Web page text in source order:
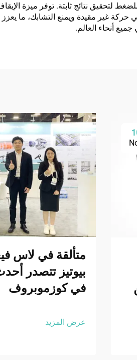
لتحقيق نتائج ثابتة. توفر ميزة
حركة غير مقيدة ويمنع التشابك، ما
أنحاء العالم.
متألقة في لاس
بيوتيز تتصدر
في كوزموبروف
عرض المزيد